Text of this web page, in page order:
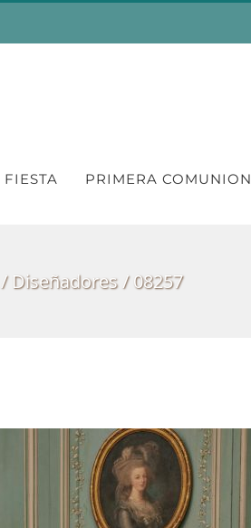
PRIMERA COMUNION
Diseñadores 08257